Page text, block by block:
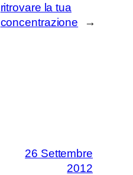
ritrovare la tua
concentrazione
→
26 Settembre
2012